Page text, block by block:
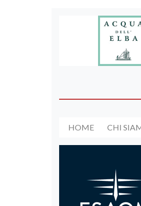
HOME CHI